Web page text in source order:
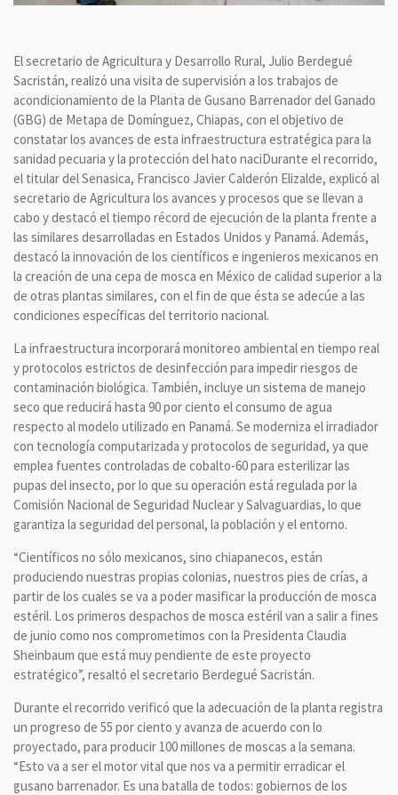
El secretario de Agricultura y Desarrollo Rural, Julio Berdegué
Sacristán, realizó una visita de supervisión a los trabajos de
acondicionamiento de la Planta de Gusano Barrenador del Ganado
(GBG) de Metapa de Domínguez, Chiapas, con el objetivo de
constatar los avances de esta infraestructura estratégica para la
sanidad pecuaria y la protección del hato naciDurante el recorrido,
el titular del Senasica, Francisco Javier Calderón Elizalde, explicó al
secretario de Agricultura los avances y procesos que se llevan a
cabo y destacó el tiempo récord de ejecución de la planta frente a
las similares desarrolladas en Estados Unidos y Panamá. Además,
destacó la innovación de los científicos e ingenieros mexicanos en
la creación de una cepa de mosca en México de calidad superior a la
de otras plantas similares, con el fin de que ésta se adecúe a las
condiciones específicas del territorio nacional.
La infraestructura incorporará monitoreo ambiental en tiempo real
y protocolos estrictos de desinfección para impedir riesgos de
contaminación biológica. También, incluye un sistema de manejo
seco que reducirá hasta 90 por ciento el consumo de agua
respecto al modelo utilizado en Panamá. Se moderniza el irradiador
con tecnología computarizada y protocolos de seguridad, ya que
emplea fuentes controladas de cobalto-60 para esterilizar las
pupas del insecto, por lo que su operación está regulada por la
Comisión Nacional de Seguridad Nuclear y Salvaguardias, lo que
garantiza la seguridad del personal, la población y el entorno.
“Científicos no sólo mexicanos, sino chiapanecos, están
produciendo nuestras propias colonias, nuestros pies de crías, a
partir de los cuales se va a poder masificar la producción de mosca
estéril. Los primeros despachos de mosca estéril van a salir a fines
de junio como nos comprometimos con la Presidenta Claudia
Sheinbaum que está muy pendiente de este proyecto
estratégico”, resaltó el secretario Berdegué Sacristán.
Durante el recorrido verificó que la adecuación de la planta registra
un progreso de 55 por ciento y avanza de acuerdo con lo
proyectado, para producir 100 millones de moscas a la semana.
“Esto va a ser el motor vital que nos va a permitir erradicar el
gusano barrenador. Es una batalla de todos: gobiernos de los